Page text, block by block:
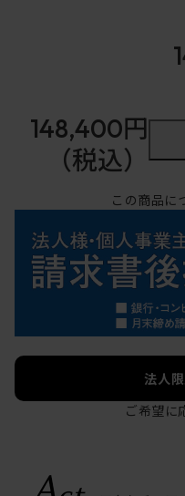
148,400円
（税込）
この商品に
法人
ご希望に